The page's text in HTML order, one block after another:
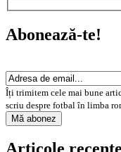
Abonează-te!
Îți trimitem cele mai bune
scriu despre fotbal în limba